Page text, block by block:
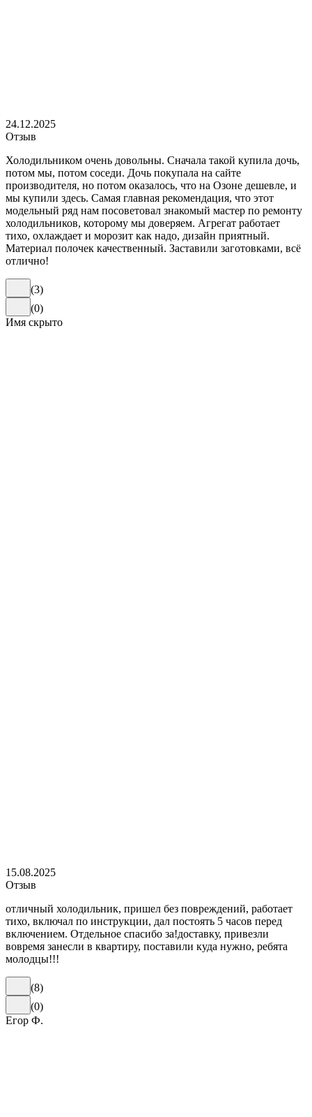
24.12.2025
Отзыв
Холодильником очень довольны. Сначала такой купила дочь,
потом мы, потом соседи. Дочь покупала на сайте
производителя, но потом оказалось, что на Озоне дешевле, и
мы купили здесь. Самая главная рекомендация, что этот
модельный ряд нам посоветовал знакомый мастер по ремонту
холодильников, которому мы доверяем. Агрегат работает
тихо, охлаждает и морозит как надо, дизайн приятный.
Материал полочек качественный. Заставили заготовками, всё
отлично!
(3)
(0)
Имя скрыто
15.08.2025
Отзыв
отличный холодильник, пришел без повреждений, работает
тихо, включал по инструкции, дал постоять 5 часов перед
включением. Отдельное спасибо за!доставку, привезли
вовремя занесли в квартиру, поставили куда нужно, ребята
молодцы!!!
(8)
(0)
Егор Ф.